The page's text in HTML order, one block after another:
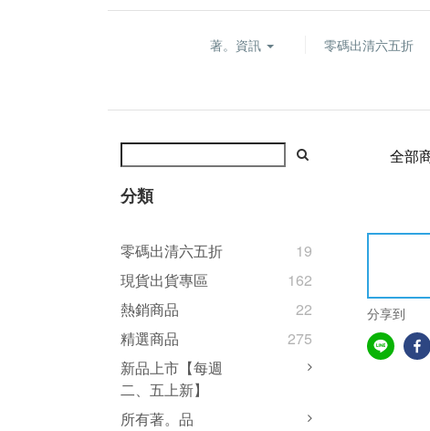
著。資訊 零碼出清六五折
分類
零碼出清六五折
19
現貨出貨專區
162
熱銷商品
22
精選商品
275
新品上市【每週
二、五上新】
所有著。品
全部
分享到